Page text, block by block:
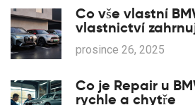
Co vše vlastní
vlastnictví
technologie a
prosince 26, 2025
Co je Repair u
rychle a chytře